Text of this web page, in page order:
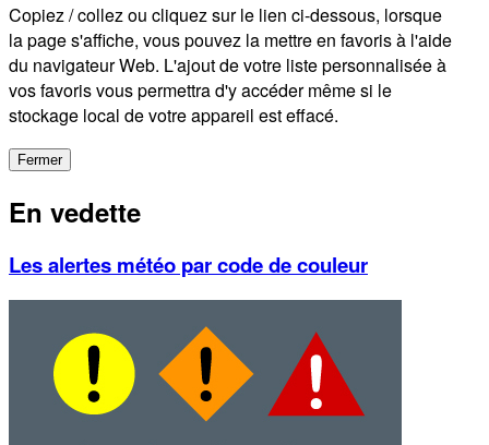
Copiez / collez ou cliquez sur le lien ci-dessous, lorsque
la page s'affiche, vous pouvez la mettre en favoris à l'aide
du navigateur Web. L'ajout de votre liste personnalisée à
vos favoris vous permettra d'y accéder même si le
stockage local de votre appareil est effacé.
Fermer
En vedette
Les alertes météo par code de couleur